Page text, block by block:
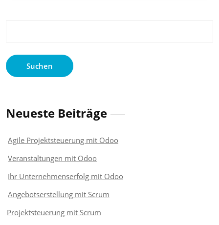
Neueste Beiträge
Agile Projektsteuerung mit Odoo
Veranstaltungen mit Odoo
Ihr Unternehmenserfolg mit Odoo
Angebotserstellung mit Scrum
Projektsteuerung mit Scrum